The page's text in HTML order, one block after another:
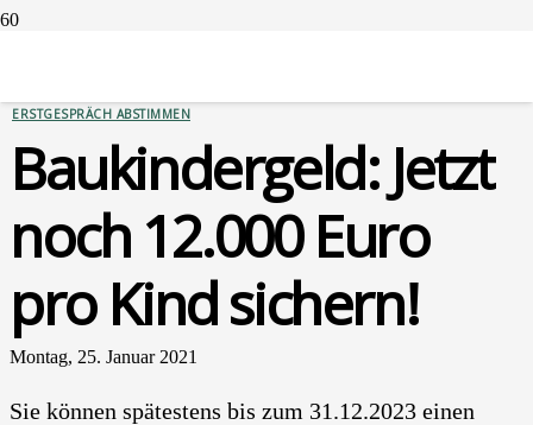
ERSTGESPRÄCH ABSTIMMEN
Bau­kin­der­geld: Jetzt
noch 12.000 Euro
pro Kind sichern!
Montag, 25. Januar 2021
Sie kön­nen spä­tes­tens bis zum 31.12.2023 einen